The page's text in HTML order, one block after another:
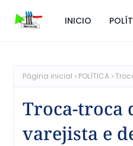
INICIO
Página inicial POLÍTICA
Troca-troca
varejista e